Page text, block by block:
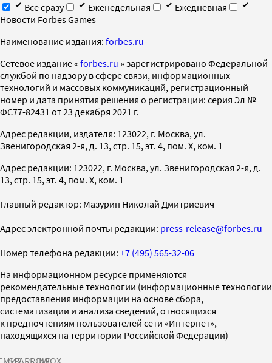
Все сразу
Еженедельная
Ежедневная
Новости Forbes Games
Наименование издания: forbes.ru
Cетевое издание « forbes.ru » зарегистрировано Федеральной
службой по надзору в сфере связи, информационных
технологий и массовых коммуникаций, регистрационный
номер и дата принятия решения о регистрации: серия Эл №
ФС77-82431 от 23 декабря 2021 г.
Адрес редакции, издателя: 123022, г. Москва, ул.
Звенигородская 2-я, д. 13, стр. 15, эт. 4, пом. X, ком. 1
Адрес редакции: 123022, г. Москва, ул. Звенигородская 2-я, д.
13, стр. 15, эт. 4, пом. X, ком. 1
Главный редактор: Мазурин Николай Дмитриевич
Адрес электронной почты редакции: press-release@forbes.ru
Номер телефона редакции: +7 (495) 565-32-06
На информационном ресурсе применяются
рекомендательные технологии (информационные технологии
предоставления информации на основе сбора,
систематизации и анализа сведений, относящихся
к предпочтениям пользователей сети «Интернет»,
находящихся на территории Российской Федерации)
SPARROWINFOX